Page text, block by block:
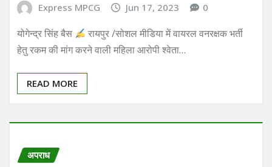
Express MPCG Jun 17, 2023 0
योगेन्द्र सिंह बैस
रायपुर /सोशल मीडिया में वायरल वनरक्षक भर्ती
हेतु रकम की मांग करने वाली महिला आरोपी श्वेता…
READ MORE
अपराध